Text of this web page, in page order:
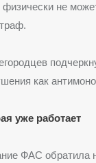
не
как
уже работает
ФАС обратила